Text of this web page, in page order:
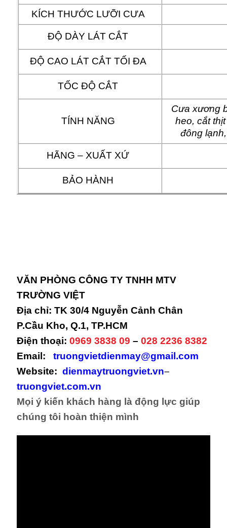
KÍCH THƯỚC LƯỠI CƯA
ĐỘ DÀY LÁT CẮT
ĐỘ CAO LÁT CẮT TỐI ĐA
TỐC ĐỘ CẮT
TÍNH NĂNG
Cưa xương
heo, cắt
đông
HÃNG – XUẤT XỨ
BẢO HÀNH
VĂN PHÒNG CÔNG TY TNHH MTV
TRƯỜNG VIỆT
Địa chỉ: TK 30/4 Nguyễn Cảnh Chân
P.Cầu Kho, Q.1, TP.HCM
Điện thoại: 0969 3838 09 – 028 2236 8382
Email:
truongvietdienmay@gmail.com
Website: dienmaytruongviet.vn–
truongviet.com.vn
Mọi ý kiến khách hàng là động lực giúp
chúng tôi hoàn thiện mình